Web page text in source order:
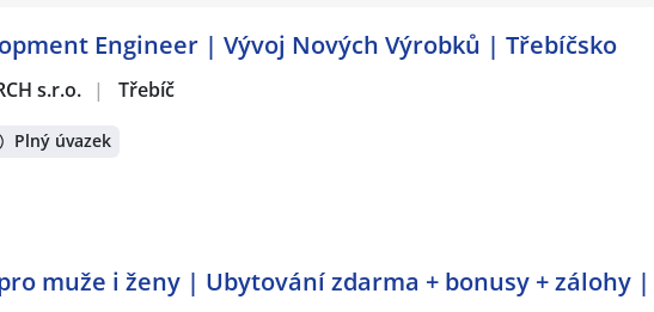
Engineer | Vývoj Nových Výrobků | Třebíčsko
s.r.o. | Třebíč
Plný úvazek
muže i ženy | Ubytování zdarma + bonusy + zálohy |